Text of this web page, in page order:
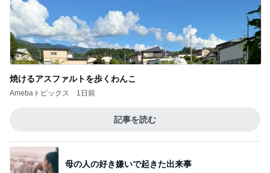
焼けるアスファルトを歩くわんこ
Amebaトピックス 1日前
記事を読む
母の人の好き嫌いで起きた出来事